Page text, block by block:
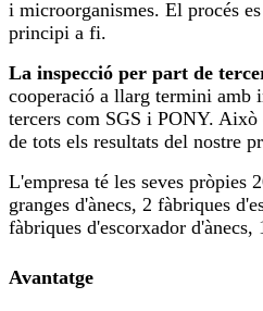
i microorganismes. El procés
principi a fi.
La inspecció per part de
cooperació a llarg termini amb
tercers com SGS i PONY. Això
de tots els resultats del nostre
L'empresa té les seves pròpies
granges d'ànecs, 2 fàbriques
fàbriques d'escorxador d'ànecs,
Avantatge